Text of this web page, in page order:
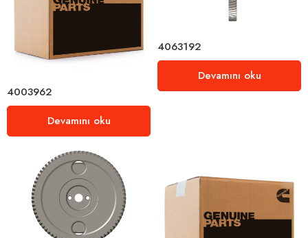
4003962
Devamını oku
4063192
Devamını oku